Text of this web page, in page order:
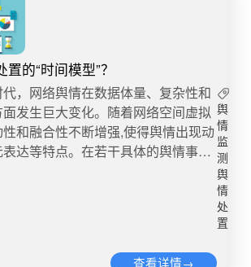
如此公关足以入选失败经典案例。
该指向企业价值观层面：第一时间致
息，澄清事实真相，拿出解决方案
成不少公司陷入危机后常见的公关
要技巧，更需要真正认识到错误，
的尊重——而这本质上就连着价值观
妆也好，卸妆也罢，女
意既不高级也不善意。这个品牌自以
判断进行回应和辟谣。在未掌握基本
调查结果的情况下，仅凭主观判断进
就会出现“不管你信不信，反正我信
样不仅无法做好信息发布工作，而且
情，甚至让舆论质疑相关部门的诚
线下问题处理不当激化线上舆情。
的线上线下频繁联动的现象，对引
诉求，就是必须着手解决线下存在
时的总体策略应以疏为主，切不可盲
的舆论环境，也损害了地方党政机关
力。舆情处置如何规避“名场面”风
：1、避免套路化：依法处置驱疑
舆论场新旧议题更迭频仍，新闻保
呈现速食化、碎片化倾向。在舆情
印象及定势思维的影响，网民很容
手法视作套路，“还是传统的配方，
”往往伴随舆情处置始终。无论是个
，或者是一类群体，某个地域、事
化”的指斥，实际上是猜疑空间的极
的“时间模型”？
，网络舆情在数据体量、复杂性和
发生巨大变化。随着网络空间虚拟
和融合性不断增强,使得舆情出现动
达等特点。在若干具体的舆情事件
息服务大局、服务决策、服务基层的
舆
情
监
测
舆
情
处
置
查看详情→